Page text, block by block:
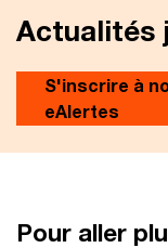
Actualités
S'inscrire à
eAlertes
Pour aller